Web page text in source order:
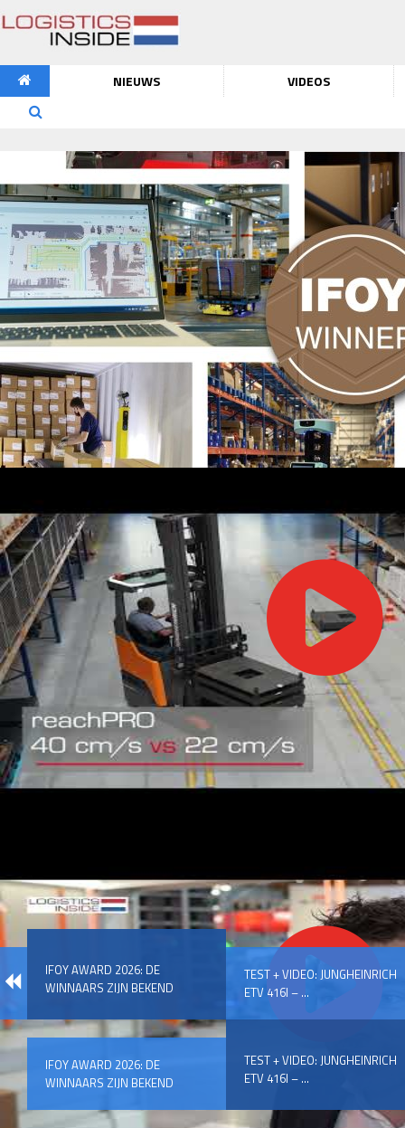
NIEUWS VIDEOS
IFOY AWARD 2026: DE
WINNAARS ZIJN BEKEND
TEST + VIDEO: JUNGHEINRICH
ETV 416I – ...
IFOY AWARD 2026: DE
WINNAARS ZIJN BEKEND
TEST + VIDEO: JUNGHEINRICH
ETV 416I – ...